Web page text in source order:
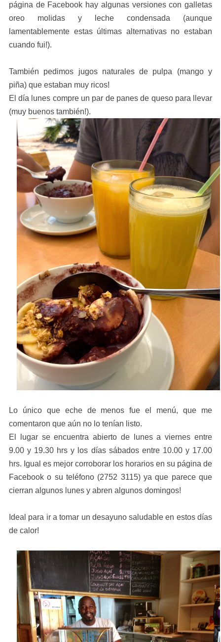
página de Facebook hay algunas versiones con galletas
oreo molidas y leche condensada (aunque
lamentablemente estas últimas alternativas no estaban
cuando fui!).
También pedimos jugos naturales de pulpa (mango y
piña) que estaban muy ricos!
El día lunes compre un par de panes de queso para llevar
(muy buenos también!).
Lo único que eche de menos fue el menú, que me
comentaron que aún no lo tenían listo.
El lugar se encuentra abierto de lunes a viernes entre
9.00 y 19.30 hrs y los días sábados entre 10.00 y 17.00
hrs. Igual es mejor corroborar los horarios en su página de
Facebook o su teléfono (2752 3115)ya que parece que
cierran algunos lunes y abren algunos domingos!
Ideal para ir a tomar un desayuno saludable en estos días
de calor!